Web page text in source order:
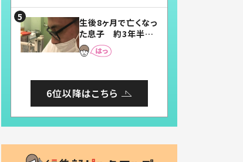
まらない」「幸せにな
れる」
生後8ヶ月で亡くなっ
た息子 約3年半
後、当時の妻の日記
に書いてあった本音
6位以降はこちら